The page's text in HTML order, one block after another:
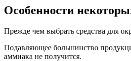
Особенности
Прежде чем выбрать средства для
Подавляющее большинство
аммиака не получится.